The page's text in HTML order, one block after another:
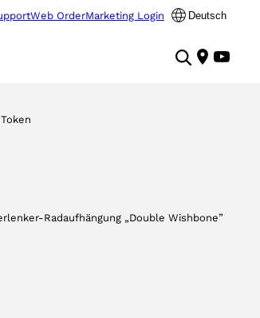
Web OrderMarketing Login Deutsch
Radaufhängung „Double Wishbone”